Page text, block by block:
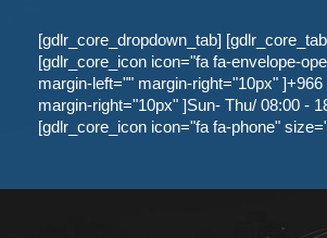
[gdlr_core_dropdown_tab]
[gdlr_core_icon icon="fa fa-envelope-
margin-left="" margin-right="10px"
margin-right="10px" ]Sun- Thu/ 08:00 -
[gdlr_core_icon icon="fa fa-phone"